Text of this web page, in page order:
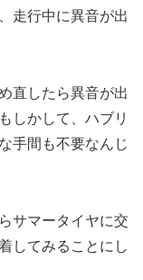
走行中に異音が出
直したら異音が出
しかして、ハブリ
手間も不要なんじ
サマータイヤに交
してみることにし